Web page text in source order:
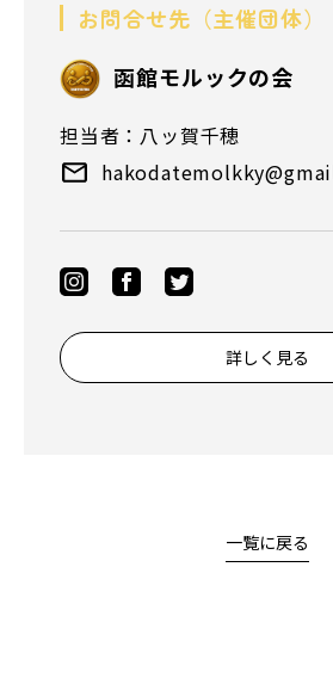
お問合せ先（主催団体）
函館モルックの会
担当者：八ッ賀千穂
詳しく見る
一覧に戻る